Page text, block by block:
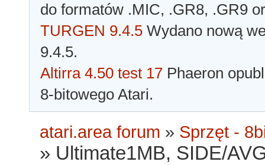
do formatów .MIC, .GR8, .GR9
TURGEN 9.4.5 Wydano nową
9.4.5.
Altirra 4.50 test 17 Phaeron
8-bitowego Atari.
atari.area forum » Sprzęt -
» Ultimate1MB, SIDE/